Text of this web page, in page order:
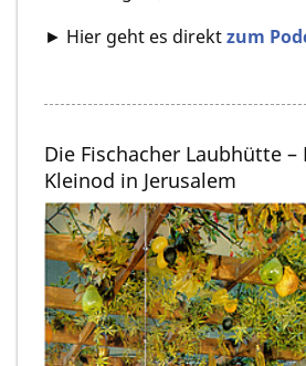
► Hier geht es direktzum
Die Fischacher Laubhütte –
Kleinod in Jerusalem